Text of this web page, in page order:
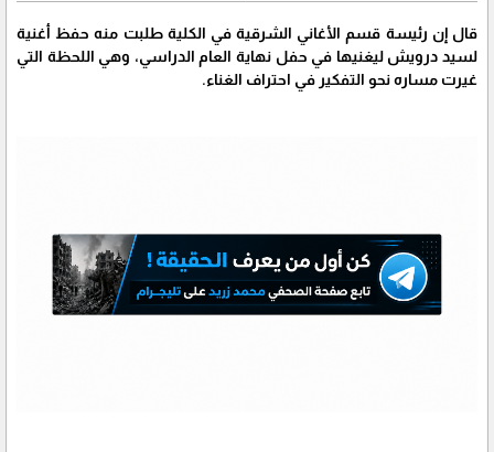
قال إن رئيسة قسم الأغاني الشرقية في الكلية طلبت منه حفظ أغنية
لسيد درويش ليغنيها في حفل نهاية العام الدراسي، وهي اللحظة التي
غيرت مساره نحو التفكير في احتراف الغناء.